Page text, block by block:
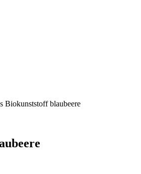
Biokunststoff blaubeere